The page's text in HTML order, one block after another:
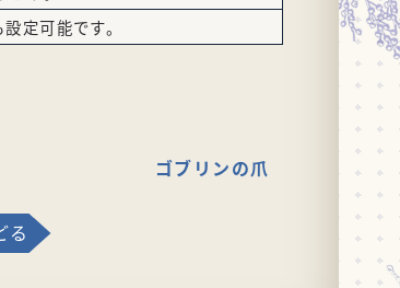
定可能です。
ゴブリンの爪
る